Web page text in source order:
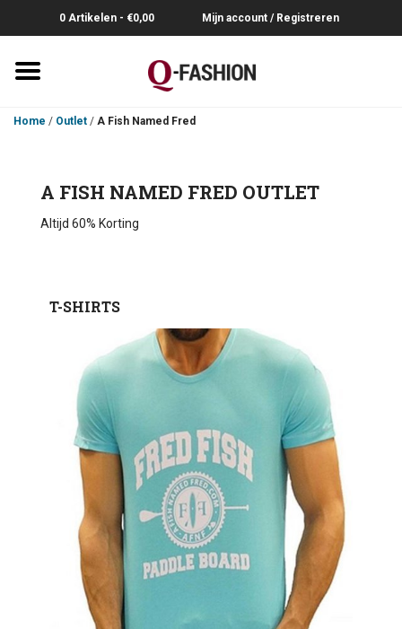
0 Artikelen - €0,00 Mijn account / Registreren
Broeken
Truien-Pullovers
Ondergoed
Home / Outlet / A Fish Named Fred
A FISH NAMED FRED OUTLET
Altijd 60% Korting
T-SHIRTS